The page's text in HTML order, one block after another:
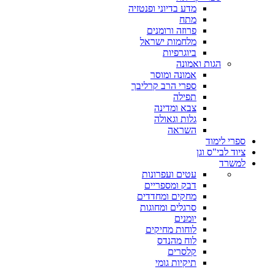
מדע בדיוני ופנטזיה
מתח
פרוזה ורומנים
מלחמות ישראל
ביוגרפיות
הגות ואמונה
אמונה ומוסר
ספרי הרב קרליבך
תפילה
צבא ומדינה
גלות וגאולה
השראה
ספרי לימוד
ציוד לבי"ס וגן
למשרד
עטים ועפרונות
דבק ומספריים
מחקים ומחדדים
סרגלים ומחוגות
יומנים
לוחות מחיקים
לוח מהנדס
קלסרים
תיקיות גומי